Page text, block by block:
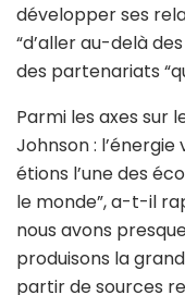
développer ses
“d’aller au-delà
des partenariats
Parmi les axes sur
Johnson : l’énergie
étions l’une des
le monde”, a-t-il
nous avons
produisons la
partir de sources